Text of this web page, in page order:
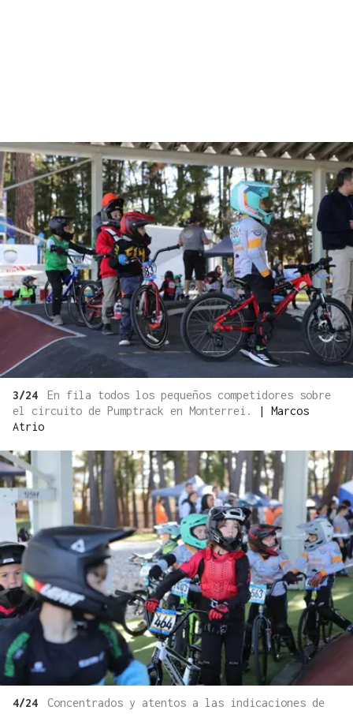
3/24
En fila todos los pequeños competidores sobre
el circuito de Pumptrack en Monterrei.
| Marcos
Atrio
4/24
Concentrados y atentos a las indicaciones de